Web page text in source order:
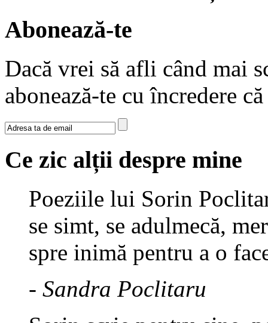
Abonează-te
Dacă vrei să afli când mai
abonează-te cu încredere
Ce zic alții despre mine
Poeziile lui Sorin
se simt, se adulmecă,
spre inimă pentru a o
- Sandra Poclitaru